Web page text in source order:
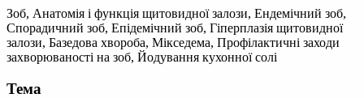
Зоб, Анатомія і функція щитовидної залози, Ендемічний зоб,
Спорадичний зоб, Епідемічний зоб, Гіперплазія щитовидної
залози, Базедова хвороба, Мікседема, Профілактичні заходи
захворюваності на зоб, Йодування кухонної солі
Тема